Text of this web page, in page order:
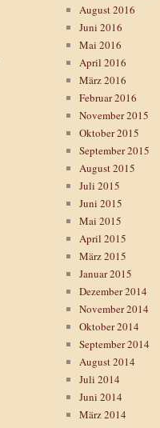
August 2016
Juni 2016
Mai 2016
April 2016
März 2016
Februar 2016
November 2015
Oktober 2015
September 2015
August 2015
Juli 2015
Juni 2015
Mai 2015
April 2015
März 2015
Januar 2015
Dezember 2014
November 2014
Oktober 2014
September 2014
August 2014
Juli 2014
Juni 2014
März 2014